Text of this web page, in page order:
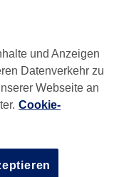
und Anzeigen
Datenverkehr zu
Webseite an
Cookie-